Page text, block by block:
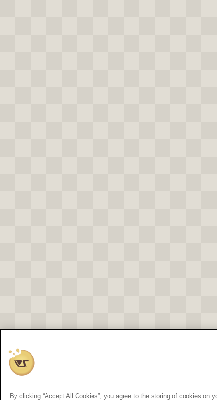
By clicking “Accept All Cookies”, you agree to the storing of cookies